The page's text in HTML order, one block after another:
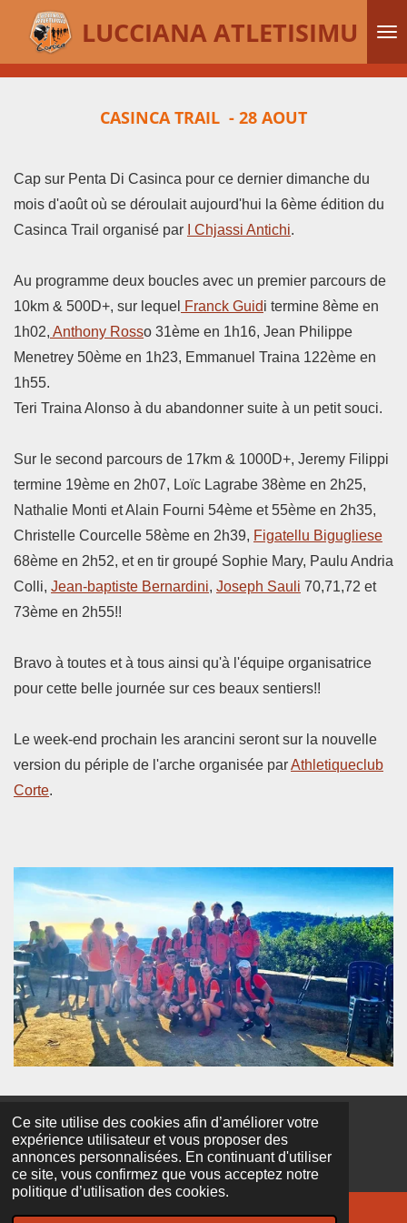
Ce site utilise des cookies afin d’améliorer votre
expérience utilisateur et vous proposer des
annonces personnalisées. En continuant d'utiliser
ce site, vous confirmez que vous acceptez notre
politique d’utilisation des cookies.
Passer
LUCCIANA ATLETISIMU
CASINCA TRAIL - 28 AOUT
Cap sur Penta Di Casinca pour ce dernier dimanche du
mois d'août où se déroulait aujourd'hui la 6ème édition du
Casinca Trail organisé par
I Chjassi Antichi.
Au programme deux boucles avec un premier parcours de
10km & 500D+, sur lequel Franck Guidi termine 8ème en
1h02, Anthony Rosso 31ème en 1h16, Jean Philippe
Menetrey 50ème en 1h23, Emmanuel Traina 122ème en
1h55.
Teri Traina Alonso à du abandonner suite à un petit souci.
Sur le second parcours de 17km & 1000D+, Jeremy Filippi
termine 19ème en 2h07, Loïc Lagrabe 38ème en 2h25,
Nathalie Monti et Alain Fourni 54ème et 55ème en 2h35,
Christelle Courcelle 58ème en 2h39, Figatellu Bigugliese
68ème en 2h52, et en tir groupé Sophie Mary, Paulu Andria
Colli, Jean-baptiste Bernardini, Joseph Sauli 70,71,72 et
73ème en 2h55!!
Bravo à toutes et à tous ainsi qu'à l'équipe organisatrice
pour cette belle journée sur ces beaux sentiers!!
Le week-end prochain les arancini seront sur la nouvelle
version du périple de l'arche organisée parAthletiqueclub
Corte.
© 2026 Lucciana-atletisImu - Un core, un'animà, un spiritu
Propulsé parWebador